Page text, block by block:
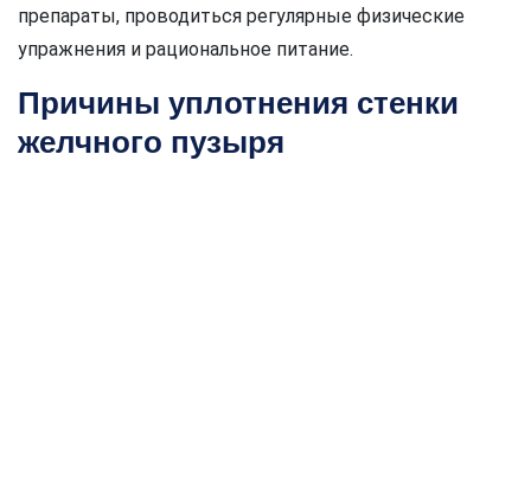
препараты, проводиться регулярные физические
упражнения и рациональное питание.
Причины уплотнения стенки
желчного пузыря